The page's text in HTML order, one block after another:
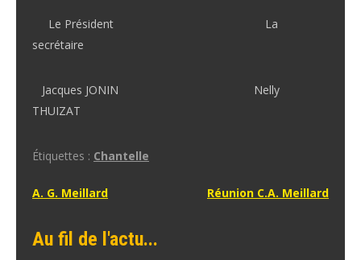
Le Président La
secrétaire
Jacques JONIN Nelly
THUIZAT
Étiquettes : Chantelle
Navigation
l’article
A. G. Meillard Réunion C.A. Meillard
Au fil de l'actu...